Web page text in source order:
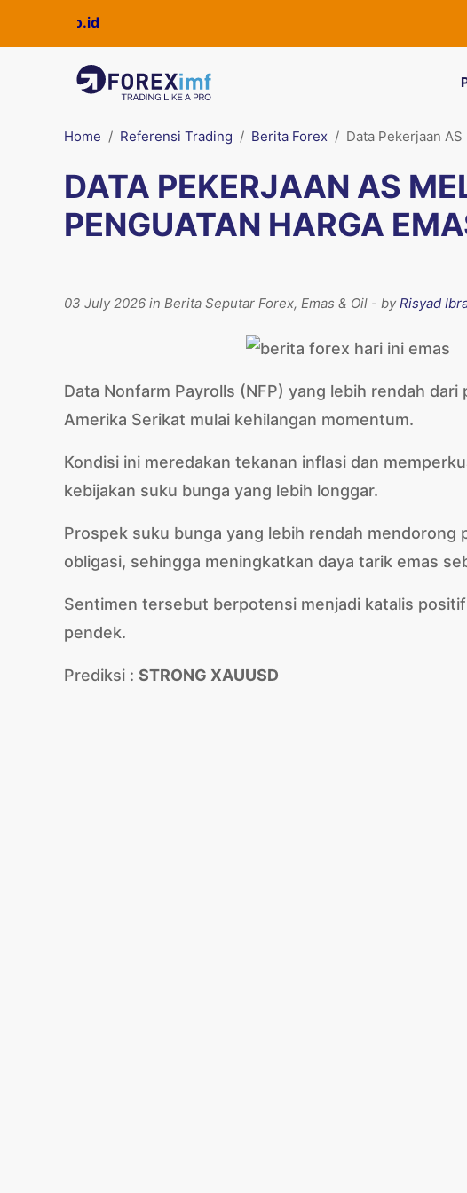
Home Referensi Trading Berita Forex Data Pekerjaan
DATA PEKERJAAN AS
PENGUATAN HARGA
03 July 2026 in Berita Seputar Forex, Emas & Oil - byRisyad
Data Nonfarm Payrolls (NFP) yang lebih rendah
Amerika Serikat mulai kehilangan momentum.
Kondisi ini meredakan tekanan inflasi dan
kebijakan suku bunga yang lebih longgar.
Prospek suku bunga yang lebih rendah mendorong
obligasi, sehingga meningkatkan daya tarik emas
Sentimen tersebut berpotensi menjadi katalis
pendek.
Prediksi : STRONG XAUUSD